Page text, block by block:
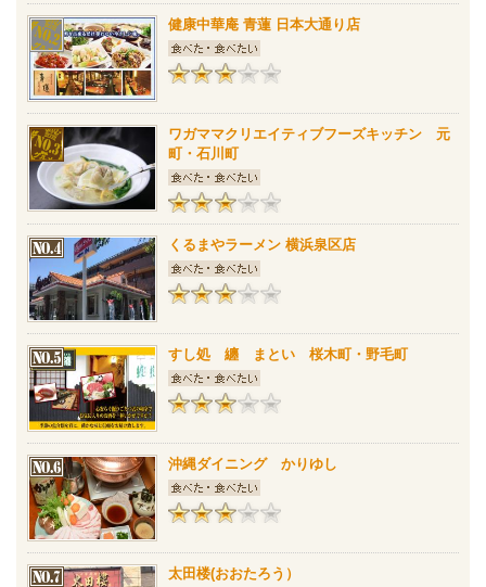
健康中華庵 青蓮 日本大通り店
ワガママクリエイティブフーズキッチン 元
町・石川町
くるまやラーメン 横浜泉区店
すし処 纏 まとい 桜木町・野毛町
沖縄ダイニング かりゆし
太田楼(おおたろう）